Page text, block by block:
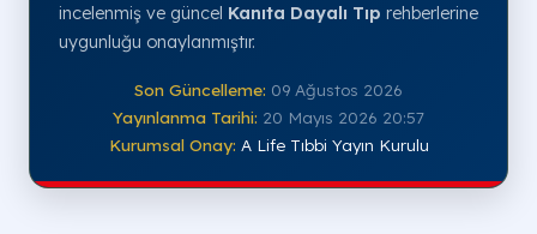
incelenmiş ve güncel Kanıta Dayalı Tıp rehberlerine
uygunluğu onaylanmıştır.
Son Güncelleme: 09 Ağustos 2026
Yayınlanma Tarihi: 20 Mayıs 2026 20:57
Kurumsal Onay: A Life Tıbbi Yayın Kurulu